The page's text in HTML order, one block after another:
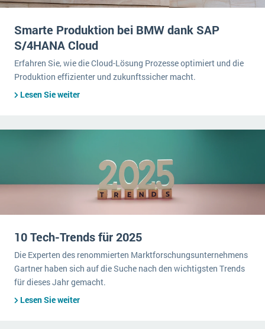
Smarte Produktion bei BMW dank SAP
S/4HANA Cloud
Erfahren Sie, wie die Cloud-Lösung Prozesse optimiert und die
Produktion effizienter und zukunftssicher macht.
Lesen Sie weiter
10 Tech-Trends für 2025
Die Experten des renommierten Marktforschungsunternehmens
Gartner haben sich auf die Suche nach den wichtigsten Trends
für dieses Jahr gemacht.
Lesen Sie weiter